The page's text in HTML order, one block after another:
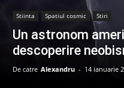
Stiinta Spatiul cosmic Stiri
Un astronom
descoperire
De catre Alexandru - 14 ianuarie